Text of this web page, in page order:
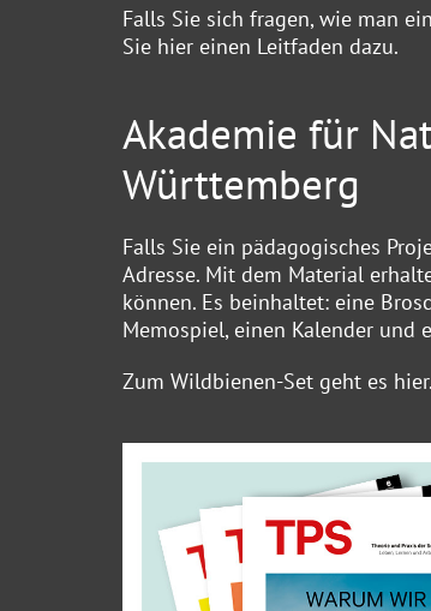
Falls Sie sich fragen, wie man
Sie hier einen Leitfaden dazu.
Akademie für
Württemberg
Falls Sie ein pädagogisches
Adresse. Mit dem Material
können. Es beinhaltet: eine
Memospiel, einen Kalender und
Zum Wildbienen-Set geht es hier.